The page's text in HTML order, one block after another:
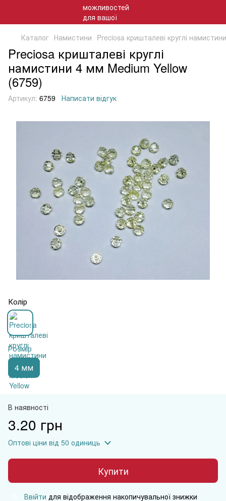
Каталог Намистини Preciosa кришталеві круглі
Preciosa кришталеві круглі
намистини 4 мм Medium Yellow
(6759)
Артикул: 6759 Написати відгук
Колір
Розмір
4 мм
В наявності
3.20 грн
Оптові ціни від 50 одиниць
Купити
Ввійти для відображення накопичувальної знижки